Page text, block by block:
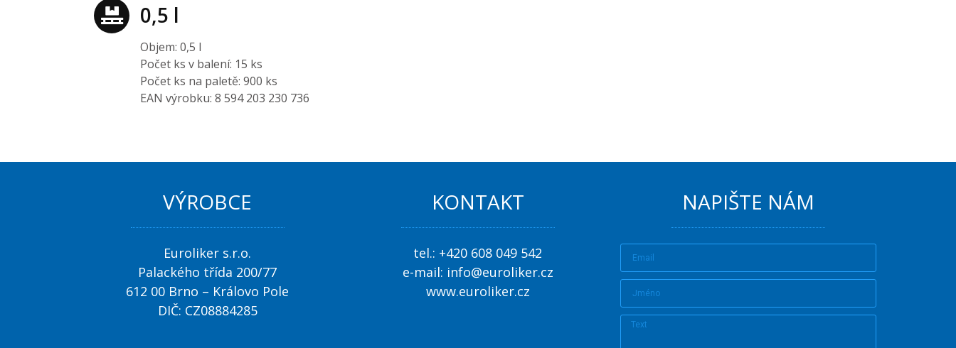
0,5 l
Objem: 0,5 l
Počet ks v balení: 15 ks
Počet ks na paletě: 900 ks
EAN výrobku: 8 594 203 230 736
VÝROBCE
Euroliker s.r.o.
Palackého třída 200/77
612 00 Brno – Královo Pole
DIČ: CZ08884285
KONTAKT
tel.: +420 608 049 542
e-mail: info@euroliker.cz
www.euroliker.cz
NAPIŠTE NÁM